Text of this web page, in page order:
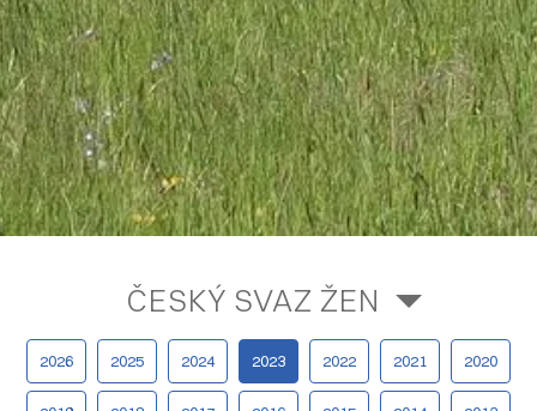
ČESKÝ SVAZ ŽEN
2026 2025 2024 2023 2022 2021 2020